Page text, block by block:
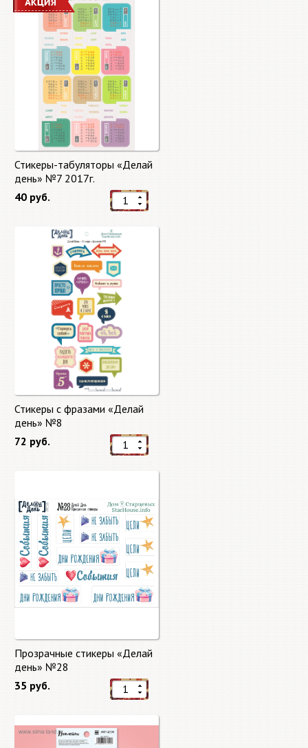
Стикеры-табуляторы «Делай
день» №7 2017г.
40 руб.
Стикеры с фразами «Делай
день» №8
72 руб.
Прозрачные стикеры «Делай
день» №28
35 руб.